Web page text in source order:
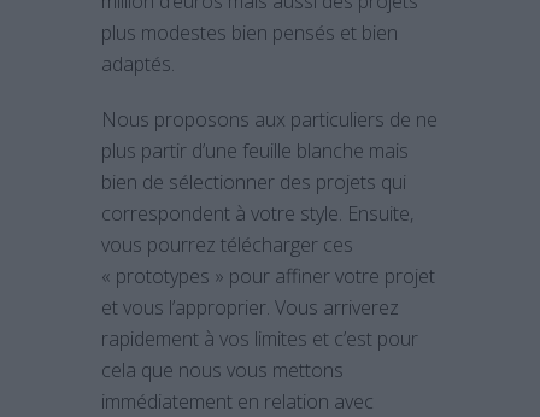
plus modestes bien pensés et bien
adaptés.
Nous proposons aux particuliers de ne
plus partir d’une feuille blanche mais
bien de sélectionner des projets qui
correspondent à votre style. Ensuite,
vous pourrez télécharger ces
« prototypes » pour affiner votre projet
et vous l’approprier. Vous arriverez
rapidement à vos limites et c’est pour
cela que nous vous mettons
immédiatement en relation avec